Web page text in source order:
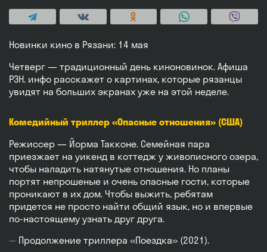
Новинки кино в Рязани: 14 мая
Четверг — традиционный день киноновинок. Афиша
РЗН. инфо расскажет о картинах, которые рязанцы
увидят на больших экранах уже на этой неделе.
Комедийный триллер «Опасные отношения» (США)
Режиссер — Йорма Такконе. Семейная пара
приезжает на уикенд в коттедж у живописного озера,
чтобы наладить натянутые отношения. Но планы
портят непрошеные и очень опасные гости, которые
проникают в их дом. Чтобы выжить, ребятам
придется не просто найти общий язык, но и впервые
по-настоящему узнать друг друга.
Продолжение триллера «Поездка» (2021).